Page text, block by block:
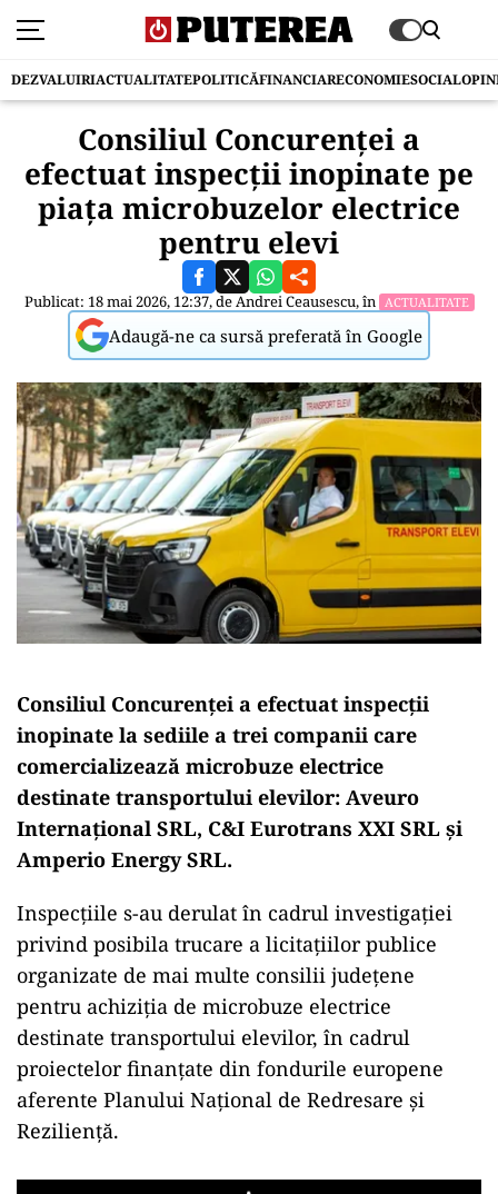
DEZVALUIRIACTUALITATEPOLITICĂFINANCIARECONOMIESOCIAL
Consiliul Concurenței a
efectuat inspecții inopinate pe
piața microbuzelor electrice
pentru elevi
Publicat: 18 mai 2026, 12:37, deAndrei Ceausescu, în ACTUALITATE
Adaugă-ne ca sursă preferată în Google
Consiliul Concurenței a efectuat inspecții
inopinate la sediile a trei companii care
comercializează microbuze electrice
destinate transportului elevilor: Aveuro
Internațional SRL, C&I Eurotrans XXI SRL și
Amperio Energy SRL.
Inspecțiile s-au derulat în cadrul investigației
privind posibila trucare a licitațiilor publice
organizate de mai multe consilii județene
pentru achiziția de microbuze electrice
destinate transportului elevilor, în cadrul
proiectelor finanțate din fondurile europene
aferente Planului Național de Redresare și
Reziliență.